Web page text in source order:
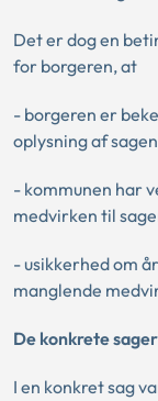
Det er dog en
for borgeren, at
- borgeren er
oplysning af
- kommunen har
medvirken til
- usikkerhed om
manglende
De konkrete
I en konkret sag